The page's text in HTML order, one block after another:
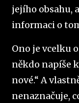
jejího obsahu,
informaci o
Ono je vcelku
někdo napíše
nové.“ A
nenaznačuje,